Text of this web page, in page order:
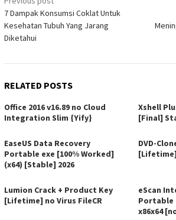
navigation
7 Dampak Konsumsi Coklat Untuk
Kesehatan Tubuh Yang Jarang
Diketahui
RELATED POSTS
Office 2016 v16.89 no Cloud
Integration Slim {Yify}
Xshell
[Final]
EaseUS Data Recovery
Portable exe [100% Worked]
(x64) [Stable] 2026
DVD-
Lumion Crack + Product Key
[Lifetime] no Virus FileCR
eScan
Portable
x86x64